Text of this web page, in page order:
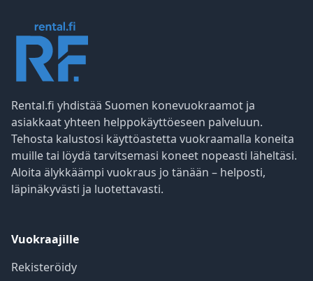
Rental.fi yhdistää Suomen konevuokraamot ja
asiakkaat yhteen helppokäyttöeseen palveluun.
Tehosta kalustosi käyttöastetta vuokraamalla koneita
muille tai löydä tarvitsemasi koneet nopeasti läheltäsi.
Aloita älykkäämpi vuokraus jo tänään – helposti,
läpinäkyvästi ja luotettavasti.
Vuokraajille
Rekisteröidy